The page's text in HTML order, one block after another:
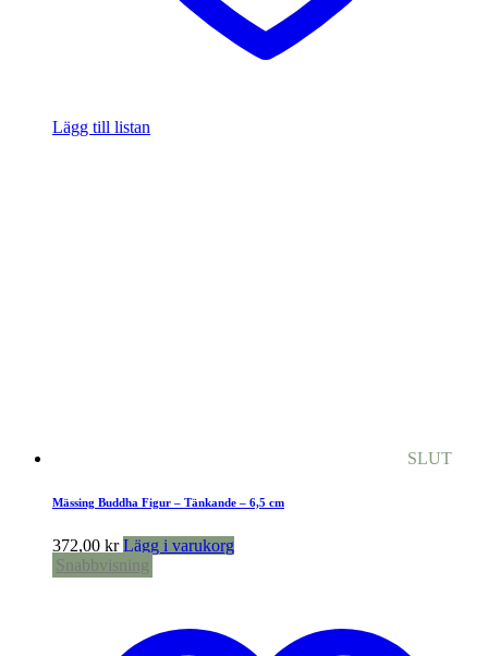
Lägg till listan
SLUT
Mässing Buddha Figur – Tänkande – 6,5 cm
372,00 kr Lägg i varukorg
Snabbvisning